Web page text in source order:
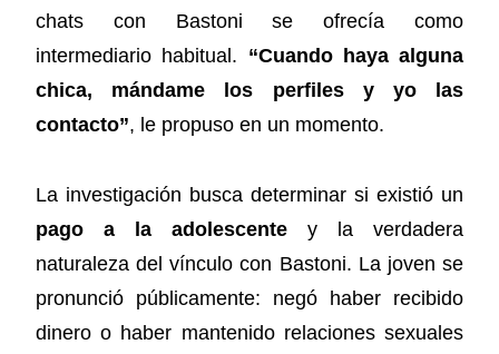
chats con Bastoni se ofrecía como
intermediario habitual. “Cuando haya alguna
chica, mándame los perfiles y yo las
contacto”, le propuso en un momento.
La investigación busca determinar si existió un
pago a la adolescente y la verdadera
naturaleza del vínculo con Bastoni. La joven se
pronunció públicamente: negó haber recibido
dinero o haber mantenido relaciones sexuales